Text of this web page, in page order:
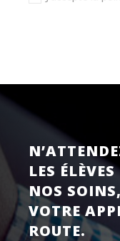
LES
NOS
VOTRE
ROUTE.